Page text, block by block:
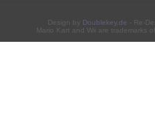
Design by Doublekey.de - Re-
Mario Kart and Wii are trademarks